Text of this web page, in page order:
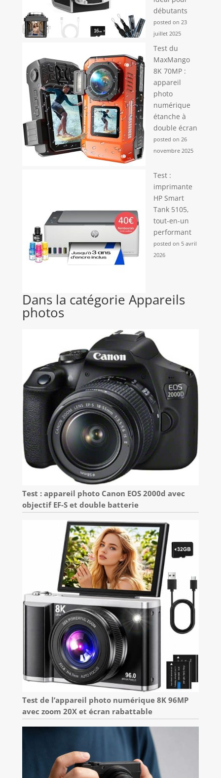
débutants
posted on 23
juillet 2025
Test du
MaxMango
8K 70MP :
appareil
photo
numérique
étanche à
double écran
posted on 26
novembre 2025
Test :
imprimante
HP Smart
Tank 5105,
tout-en-un
performant
posted on 5 avril
2026
Dans la catégorie Appareils
photos
Test : appareil photo Canon EOS 2000d avec
objectif EF-S et double batterie
Test de l’appareil photo numérique 8K 96MP
avec zoom 20X et écran rabattable